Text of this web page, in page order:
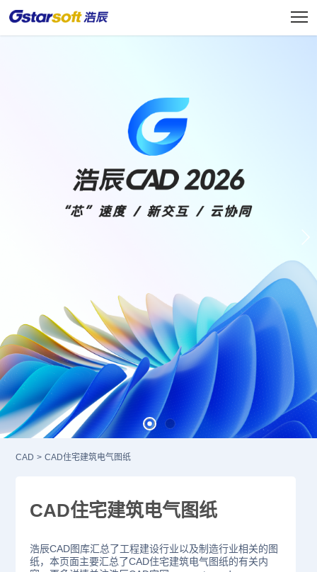
CAD > CAD住宅建筑电气图纸
CAD住宅建筑电气图纸
浩辰CAD图库汇总了工程建设行业以及制造行业相关的图
纸，本页面主要汇总了CAD住宅建筑电气图纸的有关内